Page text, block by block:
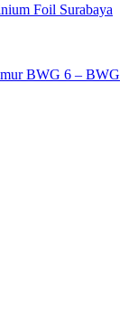
Foil Surabaya
BWG 6 – BWG